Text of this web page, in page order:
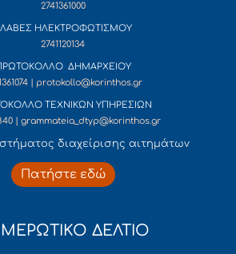
2741361000
ΗΛΕΚΤΡΟΦΩΤΙΣΜΟΥ
2741120134
ΔΗΜΑΡΧΕΙΟΥ
| protokollo@korinthos.gr
ΤΕΧΝΙΚΩΝ ΥΠΗΡΕΣΙΩΝ
| grammateia_dtyp@korinthos.gr
διαχείρισης αιτημάτων
Πατήστε εδώ
ΔΕΛΤΙΟ